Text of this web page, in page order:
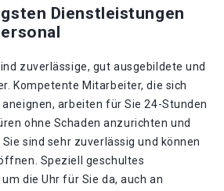
Dienstleistungen
zuverlässige, gut ausgebildete und
Kompetente Mitarbeiter, die sich
arbeiten für Sie 24-Stunden
ohne Schaden anzurichten und
sind sehr zuverlässig und können
Speziell geschultes
die Uhr für Sie da, auch an